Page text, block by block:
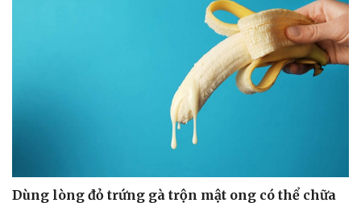
Dùng lòng đỏ trứng gà trộn mật ong có thể chữa